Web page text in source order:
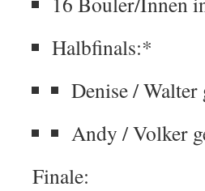
Halbfinals:*
Denise / Walter
Andy / Volker
Finale: